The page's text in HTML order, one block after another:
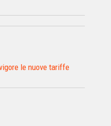
le nuove tariffe